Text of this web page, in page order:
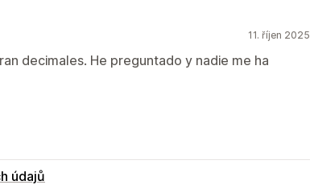
11. říjen 2025
decimales. He preguntado y nadie me ha
údajů